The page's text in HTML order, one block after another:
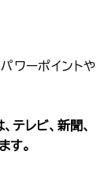
ワーポイントや
レビ、新聞、
す。